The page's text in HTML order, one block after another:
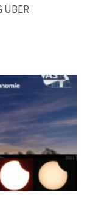
ÜBER